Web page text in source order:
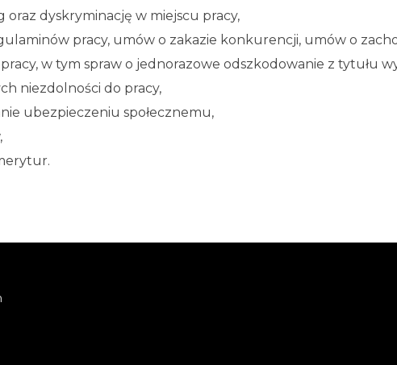
oraz dyskryminację w miejscu pracy,
pracy, umów o zakazie konkurencji, umów o
w tym spraw o jednorazowe odszkodowanie z tytułu
niezdolności do pracy,
ubezpieczeniu społecznemu,